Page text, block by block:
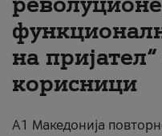
За нас
#ПодобарОнлајн
на
корисници
А1 Македонија